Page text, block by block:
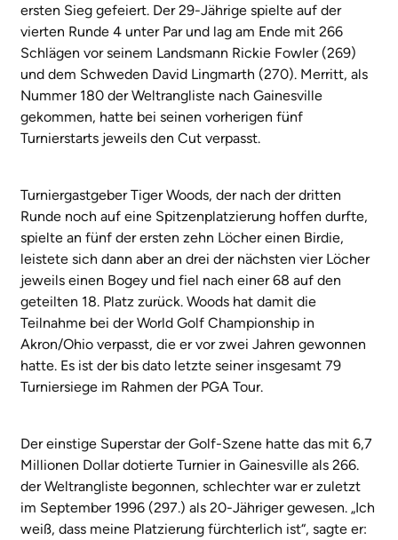
ersten Sieg gefeiert. Der 29-Jährige spielte auf der
vierten Runde 4 unter Par und lag am Ende mit 266
Schlägen vor seinem Landsmann Rickie Fowler (269)
und dem Schweden David Lingmarth (270). Merritt, als
Nummer 180 der Weltrangliste nach Gainesville
gekommen, hatte bei seinen vorherigen fünf
Turnierstarts jeweils den Cut verpasst.
Turniergastgeber Tiger Woods, der nach der dritten
Runde noch auf eine Spitzenplatzierung hoffen durfte,
spielte an fünf der ersten zehn Löcher einen Birdie,
leistete sich dann aber an drei der nächsten vier Löcher
jeweils einen Bogey und fiel nach einer 68 auf den
geteilten 18. Platz zurück. Woods hat damit die
Teilnahme bei der World Golf Championship in
Akron/Ohio verpasst, die er vor zwei Jahren gewonnen
hatte. Es ist der bis dato letzte seiner insgesamt 79
Turniersiege im Rahmen der PGA Tour.
Der einstige Superstar der Golf-Szene hatte das mit 6,7
Millionen Dollar dotierte Turnier in Gainesville als 266.
der Weltrangliste begonnen, schlechter war er zuletzt
im September 1996 (297.) als 20-Jähriger gewesen. „Ich
weiß, dass meine Platzierung fürchterlich ist“, sagte er: